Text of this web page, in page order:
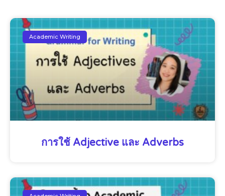
Academic Writing
การใช้ Adjective และ Adverbs